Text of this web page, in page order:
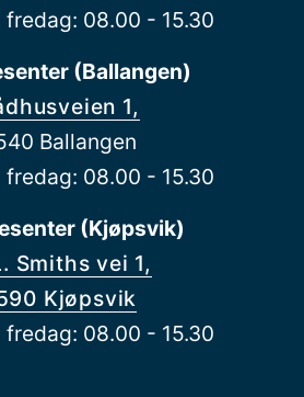
08.00 - 15.30
(Ballangen)
1,
Ballangen
08.00 - 15.30
(Kjøpsvik)
Smiths vei 1,
Kjøpsvik
08.00 - 15.30